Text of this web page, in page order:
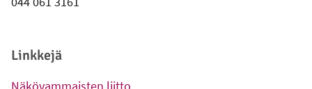
Linkkejä